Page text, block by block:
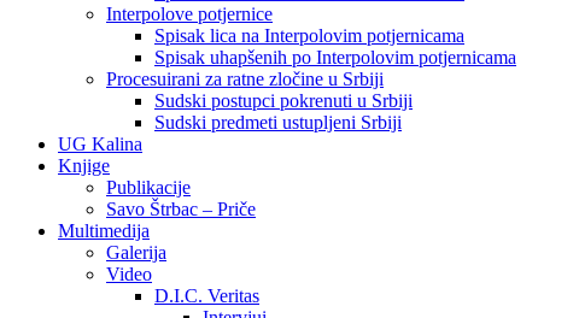
Interpolove potjernice
Spisak lica na Interpolovim potjernicama
Spisak uhapšenih po Interpolovim potjernicama
Procesuirani za ratne zločine u Srbiji
Sudski postupci pokrenuti u Srbiji
Sudski predmeti ustupljeni Srbiji
UG Kalina
Knjige
Publikacije
Savo Štrbac – Priče
Multimedija
Galerija
Video
D.I.C. Veritas